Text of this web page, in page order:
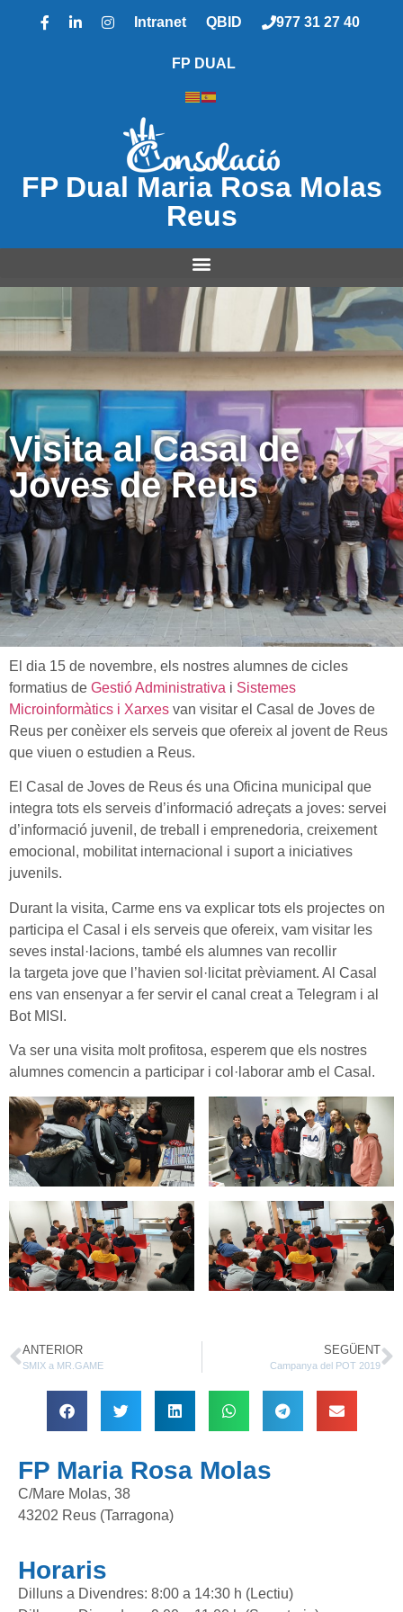
Intranet QBID 977 31 27 40
FP DUAL
FP Dual Maria Rosa Molas
Reus
Visita al Casal de
Joves de Reus
El dia 15 de novembre, els nostres alumnes de cicles
formatius de Gestió Administrativa i Sistemes
Microinformàtics i Xarxes van visitar el Casal de Joves de
Reus per conèixer els serveis que ofereix al jovent de Reus
que viuen o estudien a Reus.
El Casal de Joves de Reus és una Oficina municipal que
integra tots els serveis d’informació adreçats a joves: servei
d’informació juvenil, de treball i emprenedoria, creixement
emocional, mobilitat internacional i suport a iniciatives
juvenils.
Durant la visita, Carme ens va explicar tots els projectes on
participa el Casal i els serveis que ofereix, vam visitar les
seves instal·lacions, també els alumnes van recollir
la targeta jove que l’havien sol·licitat prèviament. Al Casal
ens van ensenyar a fer servir el canal creat a Telegram i al
Bot MISI .
Va ser una visita molt profitosa, esperem que els nostres
alumnes comencin a participar i col·laborar amb el Casal.
ANTERIOR
SMIX a MR.GAME
SEGÜENT
Campanya del POT 2019
FP Maria Rosa Molas
C/Mare Molas, 38
43202 Reus (Tarragona)
Horaris
Dilluns a Divendres: 8:00 a 14:30 h (Lectiu)